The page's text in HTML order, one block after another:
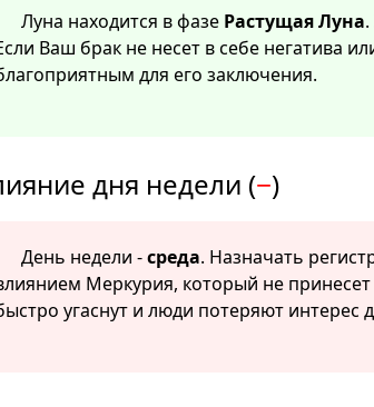
Луна находится в фазе Растущая Луна
Ваш брак не несет в себе негатива
для его заключения.
дня недели (−)
День недели -среда. Назначать
Меркурия, который не
угаснут и люди потеряют интерес